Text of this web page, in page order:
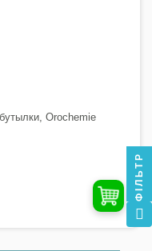
Orochemie
ФІЛЬТР